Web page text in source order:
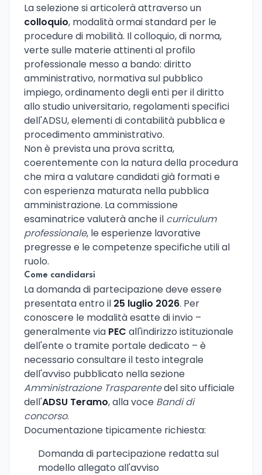
La selezione si articolerà attraverso un
colloquio, modalità ormai standard per le
procedure di mobilità. Il colloquio, di norma,
verte sulle materie attinenti al profilo
professionale messo a bando: diritto
amministrativo, normativa sul pubblico
impiego, ordinamento degli enti per il diritto
allo studio universitario, regolamenti specifici
dell'ADSU, elementi di contabilità pubblica e
procedimento amministrativo.
Non è prevista una prova scritta,
coerentemente con la natura della procedura
che mira a valutare candidati già formati e
con esperienza maturata nella pubblica
amministrazione. La commissione
esaminatrice valuterà anche il curriculum
professionale, le esperienze lavorative
pregresse e le competenze specifiche utili al
ruolo.
Come candidarsi
La domanda di partecipazione deve essere
presentata entro il 25 luglio 2026. Per
conoscere le modalità esatte di invio –
generalmente via PEC all'indirizzo istituzionale
dell'ente o tramite portale dedicato – è
necessario consultare il testo integrale
dell'avviso pubblicato nella sezione
Amministrazione Trasparentedel sito ufficiale
dell'ADSU Teramo, alla voce Bandi di
concorso.
Documentazione tipicamente richiesta:
Domanda di partecipazione redatta sul
modello allegato all'avviso